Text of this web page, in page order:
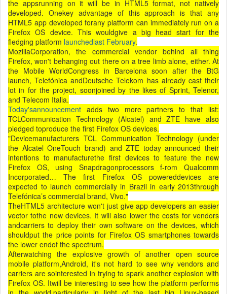
the appsrunning on it will be in HTML5 format, not natively
developed. Onekey advantage of this approach is that any
HTML5 app developed forany platform can immediately run on a
Firefox OS device. This wouldgive a big head start for the
fledging platform launchedlast February.
MozillaCorporation, the commercial vendor behind all thing
Firefox, won't behanging out there on a tree limb alone, either. At
the Mobile WorldCongress in Barcelona soon after the BtG
launch, Telefónica andDeutsche Telekom has already cast their
lot in for the project, soonjoined by the likes of Sprint, Telenor,
and Telecom Italia.
Today'sannouncement adds two more partners to that list:
TCLCommunication Technology (Alcatel) and ZTE have also
pledged toproduce the first Firefox OS devices.
"Devicemanufacturers TCL Communication Technology (under
the Alcatel OneTouch brand) and ZTE today announced their
intentions to manufacturethe first devices to feature the new
Firefox OS, using Snapdragonprocessors f-rom Qualcomm
Incorporated… The first Firefox OS powereddevices are
expected to launch commercially in Brazil in early 2013through
Telefónica’s commercial brand, Vivo."
TheHTML5 architecture won't just give app developers an easier
vector tothe new devices. It will also lower the costs for vendors
andcarriers to deploy their own software on the devices, which
shouldput the price points for Firefox OS smartphones towards
the lower endof the spectrum.
Afterwatching the explosive growth of another open source
mobile platform,Android, it's not hard to see why vendors and
carriers are sointerested in trying to spark another explosion with
Firefox OS. Itwill be interesting to see how the platform performs